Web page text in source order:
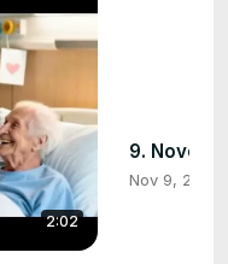
2:02
9.
Nov 9, 2025